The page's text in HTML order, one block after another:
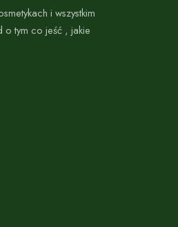
i wszystkim
tym co jeść , jakie